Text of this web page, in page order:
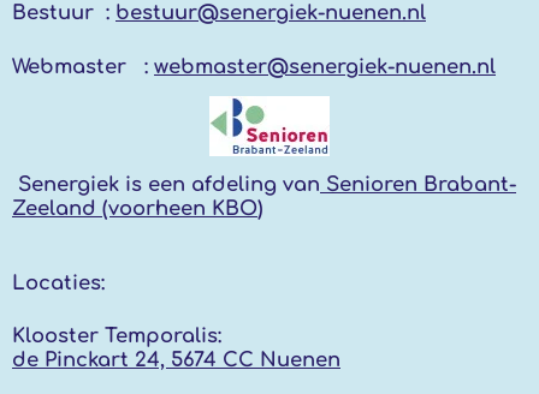
Bestuur : bestuur@senergiek-nuenen.nl
Webmaster : webmaster@senergiek-nuenen.nl
Senergiek is een afdeling van Senioren Brabant-
Zeeland (voorheen KBO)
Locaties:
Klooster Temporalis:
de Pinckart 24, 5674 CC Nuenen